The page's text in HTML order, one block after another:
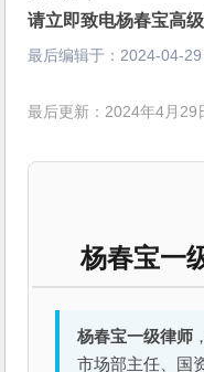
请立即致电杨春宝高
最后编辑于： 2024-04-
最后更新：2024年4月29
杨春宝一
杨春宝一级律师
市场部主任、国